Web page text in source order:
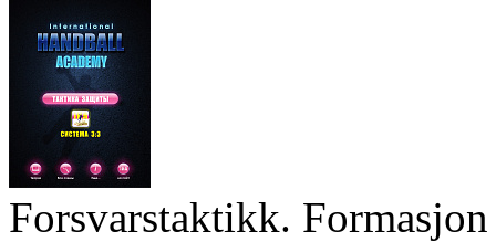
Forsvarstaktikk.